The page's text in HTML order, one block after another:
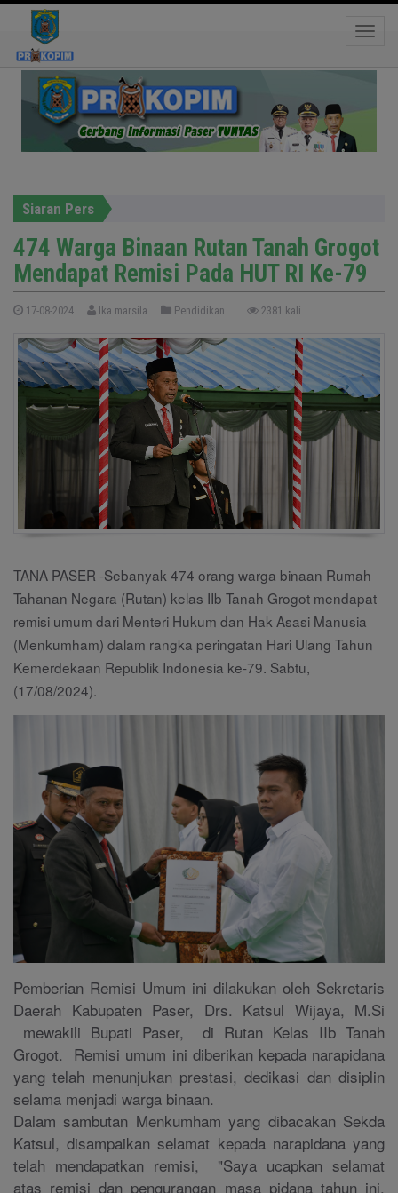
474 Warga Binaan Rutan Tanah Grogot
Mendapat Remisi Pada HUT RI Ke-79
Siaran Pers
474 Warga Binaan Rutan Tanah Grogot
Mendapat Remisi Pada HUT RI Ke-79
17-08-2024 Ika marsila Pendidikan 2381 kali
TANA PASER -Sebanyak 474 orang warga binaan Rumah
Tahanan Negara (Rutan) kelas IIb Tanah Grogot mendapat
remisi umum dari Menteri Hukum dan Hak Asasi Manusia
(Menkumham) dalam rangka peringatan Hari Ulang Tahun
Kemerdekaan Republik Indonesia ke-79. Sabtu,
(17/08/2024).
Pemberian Remisi Umum ini dilakukan oleh Sekretaris
Daerah Kabupaten Paser, Drs. Katsul Wijaya, M.Si
mewakili Bupati Paser, di Rutan Kelas IIb Tanah
Grogot. Remisi umum ini diberikan kepada narapidana
yang telah menunjukan prestasi, dedikasi dan disiplin
selama menjadi warga binaan.
Dalam sambutan Menkumham yang dibacakan Sekda
Katsul, disampaikan selamat kepada narapidana yang
telah mendapatkan remisi, "Saya ucapkan selamat
atas remisi dan pengurangan masa pidana tahun ini.